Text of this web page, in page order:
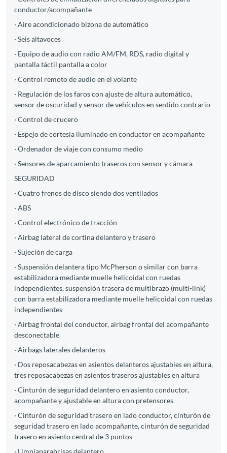
conductor/acompañante
· Aire acondicionado bizona de automático
· Seis altavoces
· Equipo de audio con radio AM/FM, RDS, radio digital y
pantalla táctil pantalla a color
· Control remoto de audio en el volante
· Regulación de los faros con ajuste de altura automático,
sensor de oscuridad y sensor de vehículos en sentido contrario
· Control de crucero
· Espejo de cortesía iluminado en conductor en acompañante
· Ordenador de viaje con consumo medio
· Sensores de aparcamiento traseros con sensor y cámara
SEGURIDAD
· Cuatro frenos de disco siendo dos ventilados
· ABS
· Control electrónico de tracción
· Airbag lateral de cortina delantero y trasero
· Sujeción de carga
· Suspensión delantera tipo McPherson o similar con barra
estabilizadora mediante muelle helicoidal con ruedas
independientes, suspensión trasera de multibrazo (multi-link)
con barra estabilizadora mediante muelle helicoidal con ruedas
independientes
· Airbag frontal del conductor, airbag frontal del acompañante
desconectable
· Airbags laterales delanteros
· Dos reposacabezas en asientos delanteros ajustables en altura,
tres reposacabezas en asientos traseros ajustables en altura
· Cinturón de seguridad delantero en asiento conductor,
acompañante y ajustable en altura con pretensores
· Cinturón de seguridad trasero en lado conductor, cinturón de
seguridad trasero en lado acompañante, cinturón de seguridad
trasero en asiento central de 3 puntos
· Limpiaparabrisas delantero